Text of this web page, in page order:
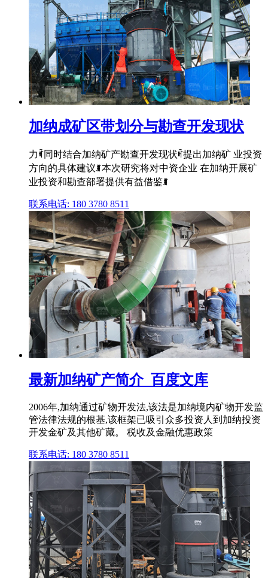
加纳成矿区带划分与勘查开发现状
力ꎬ同时结合加纳矿产勘查开发现状ꎬ提出加纳矿 业投资
方向的具体建议ꎮ本次研究将对中资企业 在加纳开展矿
业投资和勘查部署提供有益借鉴ꎮ
联系电话: 180 3780 8511
最新加纳矿产简介_百度文库
2006年,加纳通过矿物开发法,该法是加纳境内矿物开发监
管法律法规的根基,该框架已吸引众多投资人到加纳投资
开发金矿及其他矿藏。 税收及金融优惠政策
联系电话: 180 3780 8511